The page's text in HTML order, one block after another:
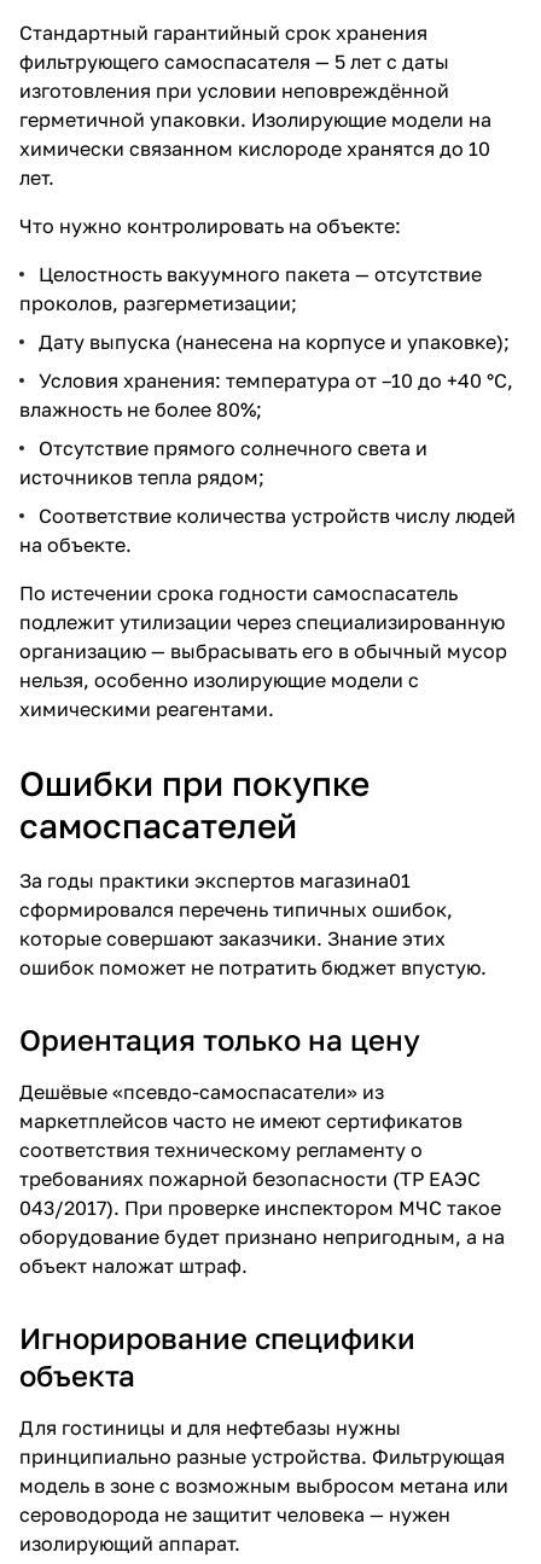
Стандартный гарантийный срок хранения
фильтрующего самоспасателя — 5 лет с даты
изготовления при условии неповреждённой
герметичной упаковки. Изолирующие модели на
химически связанном кислороде хранятся до 10
лет.
Что нужно контролировать на объекте:
Целостность вакуумного пакета — отсутствие
проколов, разгерметизации;
Дату выпуска (нанесена на корпусе и упаковке);
Условия хранения: температура от –10 до +40 °C,
влажность не более 80%;
Отсутствие прямого солнечного света и
источников тепла рядом;
Соответствие количества устройств числу людей
на объекте.
По истечении срока годности самоспасатель
подлежит утилизации через специализированную
организацию — выбрасывать его в обычный мусор
нельзя, особенно изолирующие модели с
химическими реагентами.
Ошибки при покупке
самоспасателей
За годы практики экспертов магазина01
сформировался перечень типичных ошибок,
которые совершают заказчики. Знание этих
ошибок поможет не потратить бюджет впустую.
Ориентация только на цену
Дешёвые «псевдо-самоспасатели» из
маркетплейсов часто не имеют сертификатов
соответствия техническому регламенту о
требованиях пожарной безопасности (ТР ЕАЭС
043/2017). При проверке инспектором МЧС такое
оборудование будет признано непригодным, а на
объект наложат штраф.
Игнорирование специфики
объекта
Для гостиницы и для нефтебазы нужны
принципиально разные устройства. Фильтрующая
модель в зоне с возможным выбросом метана или
сероводорода не защитит человека — нужен
изолирующий аппарат.